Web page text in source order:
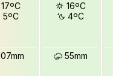
17ºC
5ºC
16ºC
4ºC
55mm